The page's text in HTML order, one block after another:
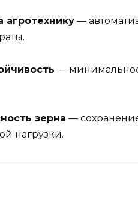
агротехнику —
— минимальное
зерна —
нагрузки.